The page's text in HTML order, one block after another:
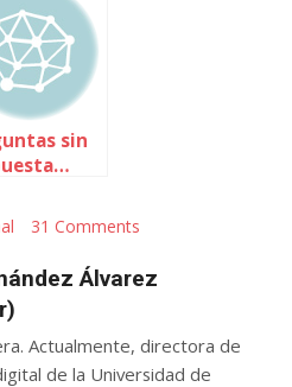
sin
31 Comments
Álvarez
Actualmente, directora de
de la Universidad de